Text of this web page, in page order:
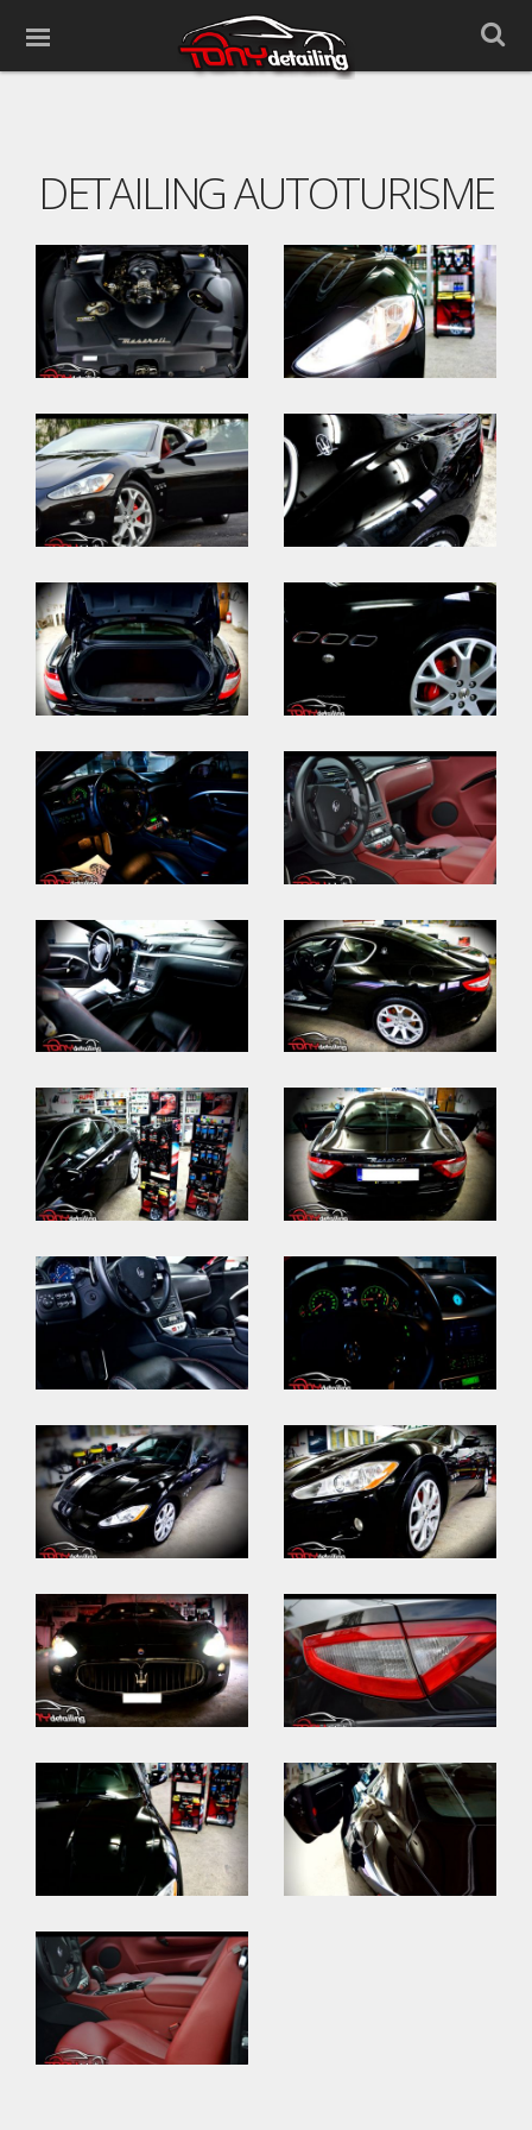
DETAILING AUTOTURISME